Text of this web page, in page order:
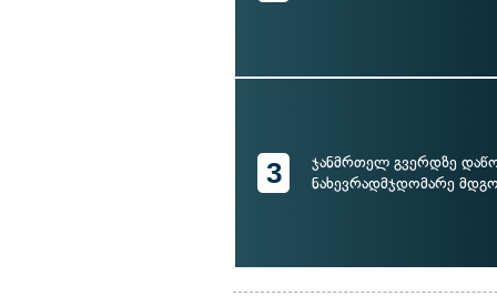
3
ჯანმრთელ გვერდზე
ნახევრადმჯდომარე